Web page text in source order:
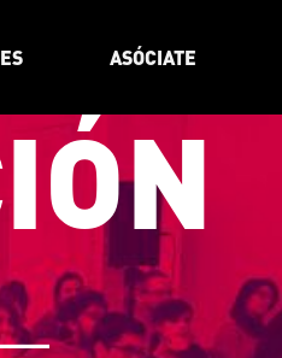
ASÓCIATE